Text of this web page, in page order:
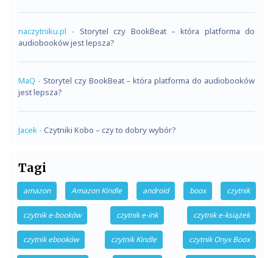
naczytniku.pl - Storytel czy BookBeat – która platforma do
audiobooków jest lepsza?
MaQ - Storytel czy BookBeat – która platforma do audiobooków
jest lepsza?
Jacek - Czytniki Kobo – czy to dobry wybór?
Tagi
amazon Amazon Kindle android boox czytnik
czytnik e-booków czytnik e-ink czytnik e-książek
czytnik ebooków czytnik Kindle czytnik Onyx Boox